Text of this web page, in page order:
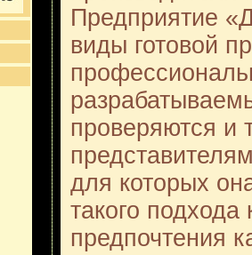
Предприятие
виды готовой
проверяются и
для которых
такого
предпочтения